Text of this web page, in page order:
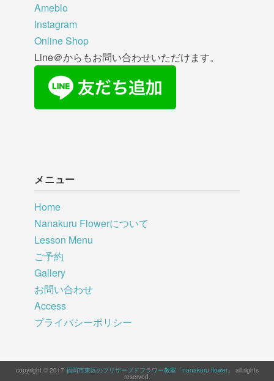
Ameblo
Instagram
Online Shop
Line＠からもお問い合わせいただけます。
メニュー
Home
Nanakuru Flowerについて
Lesson Menu
ご予約
Gallery
お問い合わせ
Access
プライバシーポリシー
copyright © 2017 福岡市東区のプリザーブドフラワー教室「nanakuru flower」 all rights
reserved.